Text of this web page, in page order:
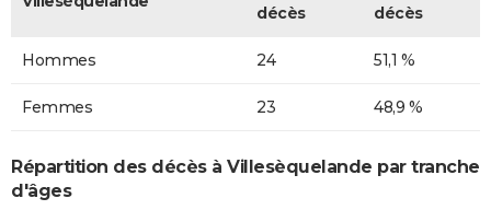
décès
décès
Hommes 24 51,1 %
Femmes 23 48,9 %
Répartition des décès à Villesèquelande par tranche
d'âges